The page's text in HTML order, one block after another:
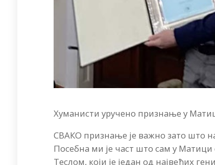
Хуманисти уручено признање у
СВАКО признање је важно зато што
Посебна ми је част што сам у
Теслом, који је један од највећих